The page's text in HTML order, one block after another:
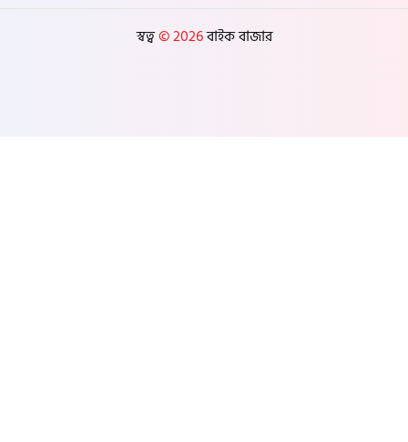
স্বত্ব© 2026বাইক বাজার